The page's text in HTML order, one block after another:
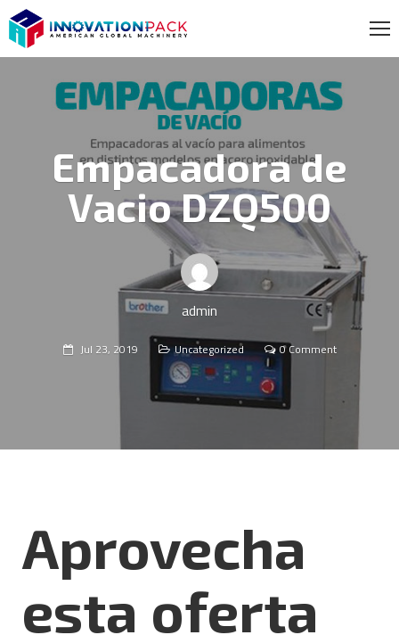
Empacadora de
Vacio DZQ500
admin
Jul 23, 2019 Uncategorized 0 Comment
Aprovecha
esta oferta